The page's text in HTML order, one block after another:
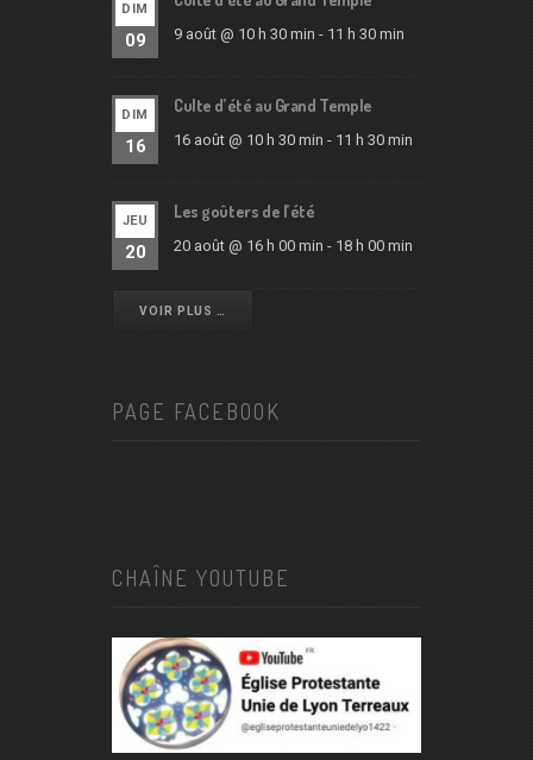
DIM
09 9 août @ 10 h 30 min - 11 h 30 min
DIM
16
Culte d’été au Grand Temple
16 août @ 10 h 30 min - 11 h 30 min
JEU
20
Les goûters de l’été
20 août @ 16 h 00 min - 18 h 00 min
VOIR PLUS …
PAGE FACEBOOK
CHAÎNE YOUTUBE